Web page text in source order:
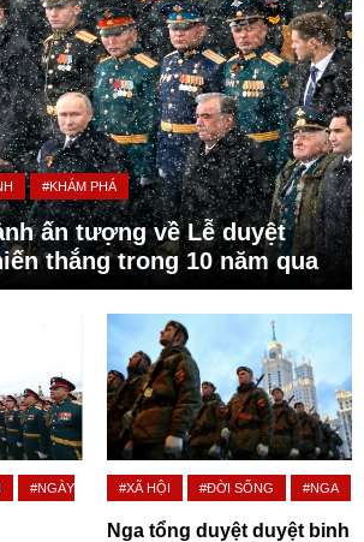
#KHÁM PHÁ
ấn tượng về Lễ duyệt
thắng trong 10 năm qua
#NGÀY
#XÃ HỘI #ĐỜI SỐNG #NGA
Nga tổng duyệt duyệt binh